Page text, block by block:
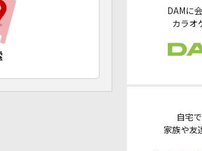
DAMに
カラオ
自宅
家族や友